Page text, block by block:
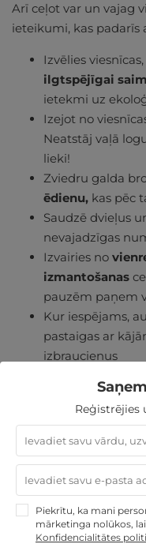
Arī ceļot var un vajag
ieteikumi, kas padarīs
Izvēlies
ilgtspējīgai
ietekmi uz
Izejot no
Neatstāj vaļā
lieki!
Zviedru galda
ēdienu, kas pēc
Saudzē dvieļus
nevajadzīgas
Izvairies no
izmantošanas
pauzēm paņem
Kur iespējams,
pastaigas ar
izbraucienus
atgriežas mājās.
Reģistrējies
Piekrītu, ka mani
mārketinga nolūkos,
Konfidencialitātes